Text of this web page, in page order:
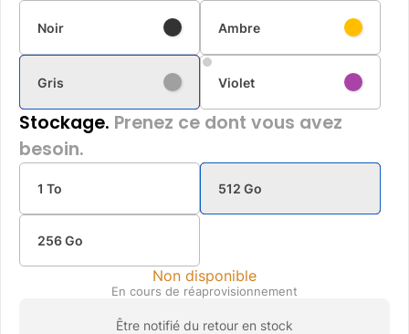
Noir Ambre
Gris Violet
Stockage. Prenez ce dont vous avez
besoin.
1 To 512 Go
256 Go
Non disponible
En cours de réaprovisionnement
Être notifié du retour en stock